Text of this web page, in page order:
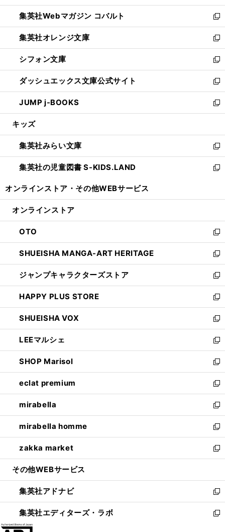
開
く
ウ
で
開
く
ン
ド
ウ
で
開
く
ウ
ィ
ン
ド
ウ
で
開
く
集英社Webマガジン コバルト
新
し
い
ウ
ィ
ン
ド
ウ
で
開
集英社オレンジ文庫
新
し
い
ウ
ィ
ン
ド
ウ
開
く
シフォン文庫
新
し
い
ウ
ィ
ン
ウ
で
開
く
ダッシュエックス文庫公式サイト
新
し
い
ウ
ン
ド
ウ
で
JUMP j-BOOKS
新
し
ウ
ィ
ン
ド
開
キッズ
集英社みらい文庫
新
し
い
ン
ウ
で
開
く
集英社の児童図書 S-KIDS.LAND
新
ウ
ン
ド
ウ
で
開
く
オンラインストア・ その他WEBサービス
オンラインストア
OTO
新
し
い
ウ
ィ
ン
ド
ウ
で
開
く
SHUEISHA MANGA-ART HERITAGE
新
し
い
ウ
ィ
ン
ド
ウ
で
開
く
ジャンプキャラクターズストア
新
し
い
ウ
ィ
ン
ド
ウ
で
開
く
HAPPY PLUS STORE
新
し
い
ウ
ィ
ン
ド
ウ
で
開
く
SHUEISHA VOX
新
し
い
ウ
ィ
ン
ド
ウ
で
開
く
LEEマルシェ
新
し
い
ウ
ィ
ン
ド
ウ
で
開
く
SHOP Marisol
新
し
い
ウ
ィ
ン
ド
ウ
で
開
eclat premium
新
し
い
ウ
ィ
ン
ド
ウ
開
く
mirabella
新
し
い
ウ
ィ
ン
ウ
で
開
く
mirabella homme
新
し
い
ウ
ン
ド
ウ
で
zakka market
新
し
ウ
ィ
ン
ド
その他WEBサービス
集英社アドナビ
新
し
い
集英社エディターズ・ラボ
新